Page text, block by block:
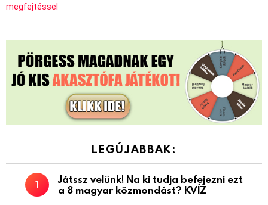
megfejtéssel
LEGÚJABBAK:
Játssz velünk! Na ki tudja befejezni ezt
a 8 magyar közmondást? KVÍZ